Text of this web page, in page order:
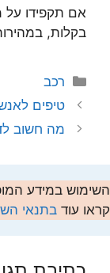
אם תקפידו על
בקלות,
קטגוריות
רכב
טיפים
מה חשוב
השימוש במידע
קראו עוד בתנאי